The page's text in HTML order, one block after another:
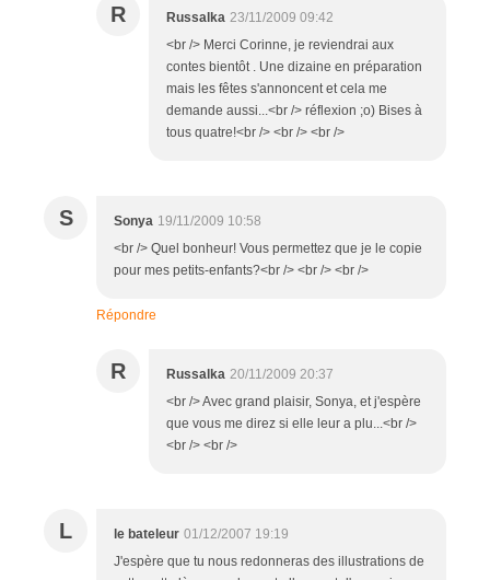
R Russalka 23/11/2009 09:42
<br /> Merci Corinne, je reviendrai aux
contes bientôt . Une dizaine en préparation
mais les fêtes s'annoncent et cela me
demande aussi...<br /> réflexion ;o) Bises à
tous quatre!<br /> <br /> <br />
S Sonya 19/11/2009 10:58
<br /> Quel bonheur! Vous permettez que je le copie
pour mes petits-enfants?<br /> <br /> <br />
Répondre
R Russalka 20/11/2009 20:37
<br /> Avec grand plaisir, Sonya, et j'espère
que vous me direz si elle leur a plu...<br />
<br /> <br />
L le bateleur 01/12/2007 19:19
J'espère que tu nous redonneras des illustrations de